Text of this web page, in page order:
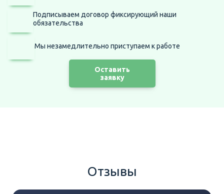
Подписываем договор фиксирующий наши
обязательства
Мы незамедлительно приступаем к работе
Оставить
заявку
Отзывы